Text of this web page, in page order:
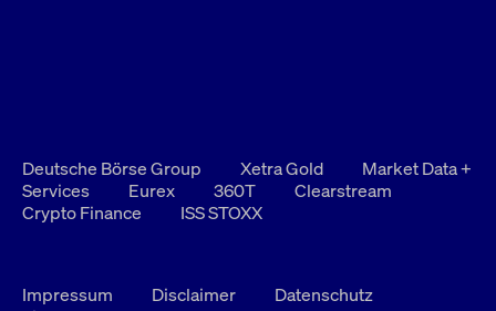
Deutsche Börse Group Xetra Gold
Market Data +
Services
Eurex 360T
Clearstream
Crypto Finance
ISS STOXX
Impressum Disclaimer
Datenschutz